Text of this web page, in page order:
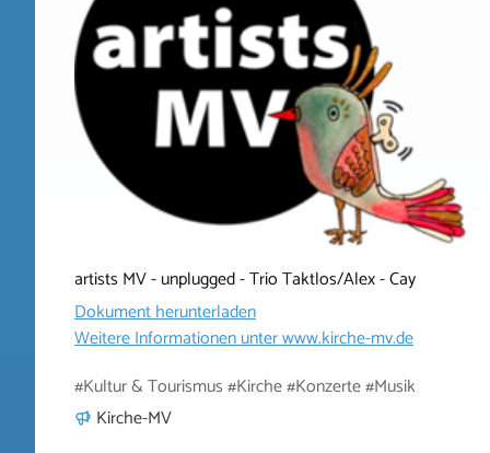
artists MV - unplugged - Trio Taktlos/Alex - Cay
Dokument herunterladen
Weitere Informationen unterwww.kirche-mv.de
#Kultur & Tourismus #Kirche #Konzerte #Musik
Kirche-MV